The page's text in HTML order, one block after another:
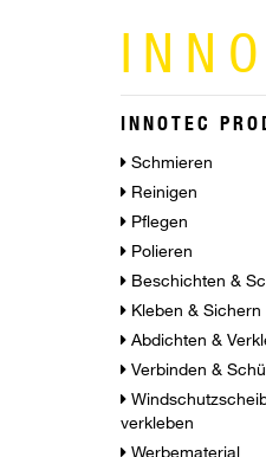
INNOTEC
Schmieren
Reinigen
Pflegen
Polieren
Beschichten &
Kleben & Sichern
Abdichten &
Verbinden &
verkleben
Werbematerial